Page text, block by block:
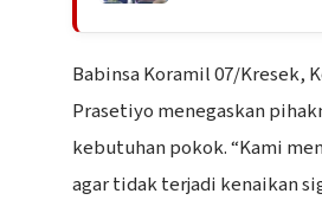
Babinsa Koramil 07/Kresek,
Prasetiyo menegaskan
kebutuhan pokok. “Kami
agar tidak terjadi kenaikan